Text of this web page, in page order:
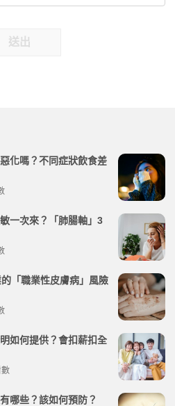
送出
化嗎？不同症狀飲食差
一次來？「肺腸軸」3
「職業性皮膚病」風險
如何提供？會扣薪扣全
哪些？該如何預防？